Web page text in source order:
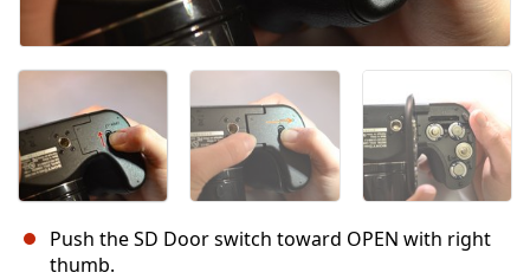
Push the SD Door switch toward OPEN with right
thumb.